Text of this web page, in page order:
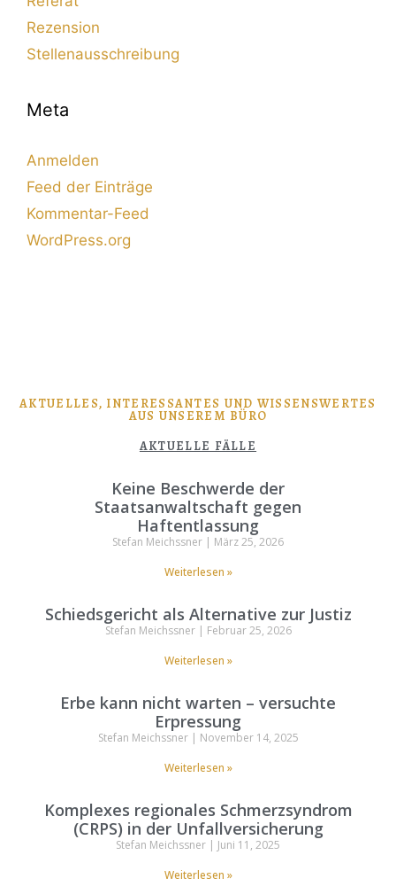
Rezension
Stellenausschreibung
Meta
Anmelden
Feed der Einträge
Kommentar-Feed
WordPress.org
AKTUELLES, INTERESSANTES UND WISSENSWERTES
AUS UNSEREM BÜRO
AKTUELLE FÄLLE
Keine Beschwerde der
Staatsanwaltschaft gegen
Haftentlassung
Stefan Meichssner
März 25, 2026
Weiterlesen »
Schiedsgericht als Alternative zur Justiz
Stefan Meichssner
Februar 25, 2026
Weiterlesen »
Erbe kann nicht warten – versuchte
Erpressung
Stefan Meichssner
November 14, 2025
Weiterlesen »
Komplexes regionales Schmerzsyndrom
(CRPS) in der Unfallversicherung
Stefan Meichssner
Juni 11, 2025
Weiterlesen »